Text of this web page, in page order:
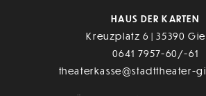
HAUS DER KARTEN
Kreuzplatz 6 | 35390
0641 7957-60/-61
theaterkasse@stadttheater-